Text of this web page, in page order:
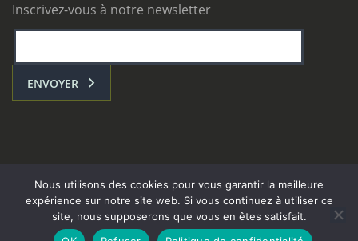
Inscrivez-vous à notre newsletter
ENVOYER
L’ATELIER COM : Toulouse - contact@atelier-com.fr
Nous utilisons des cookies pour vous garantir la meilleure
expérience sur notre site web. Si vous continuez à utiliser ce
site, nous supposerons que vous en êtes satisfait.